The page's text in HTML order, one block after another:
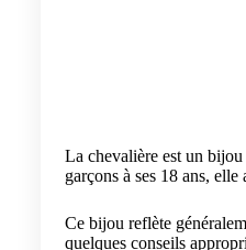
La chevalière est un
garçons à ses 18 ans,
Ce bijou reflète
quelques conseils